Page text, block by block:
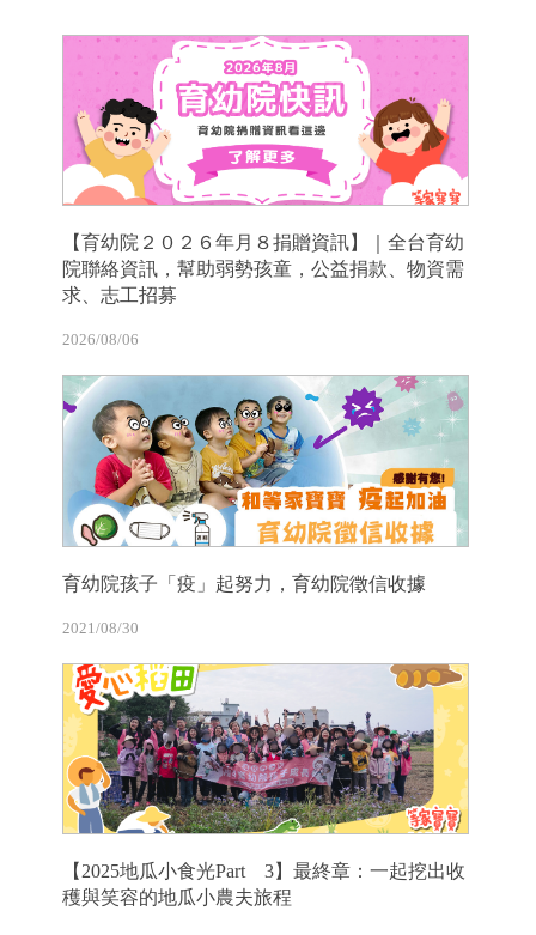
【育幼院２０２６年月８捐贈資訊】｜全台育幼
院聯絡資訊，幫助弱勢孩童，公益捐款、物資需
求、志工招募
2026/08/06
育幼院孩子「疫」起努力，育幼院徵信收據
2021/08/30
【2025地瓜小食光Part 3】最終章：一起挖出收
穫與笑容的地瓜小農夫旅程